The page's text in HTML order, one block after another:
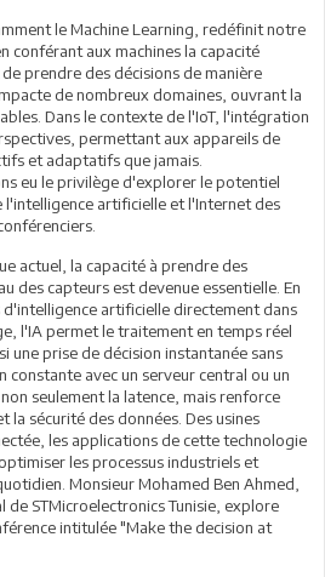
le Machine Learning, redéfinit notre
conférant aux machines la capacité
prendre des décisions de manière
de nombreux domaines, ouvrant la
Dans le contexte de l'IoT, l'intégration
permettant aux appareils de
et adaptatifs que jamais.
eu le privilège d'explorer le potentiel
l'intelligence artificielle et l'Internet des
actuel, la capacité à prendre des
des capteurs est devenue essentielle. En
artificielle directement dans
l'IA permet le traitement en temps réel
une prise de décision instantanée sans
constante avec un serveur central ou un
seulement la latence, mais renforce
sécurité des données. Des usines
les applications de cette technologie
les processus industriels et
Monsieur Mohamed Ben Ahmed,
de STMicroelectronics Tunisie, explore
intitulée "Make the decision at